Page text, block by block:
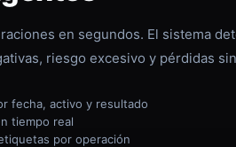
en segundos. El sistema
riesgo excesivo y pérdidas
fecha, activo y resultado
tiempo real
por operación